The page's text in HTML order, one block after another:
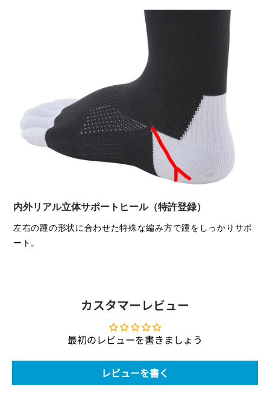
内外リアル立体サポートヒール（特許登録）
左右の踵の形状に合わせた特殊な編み方で踵をしっかりサポ
ート。
カスタマーレビュー
最初のレビューを書きましょう
レビューを書く